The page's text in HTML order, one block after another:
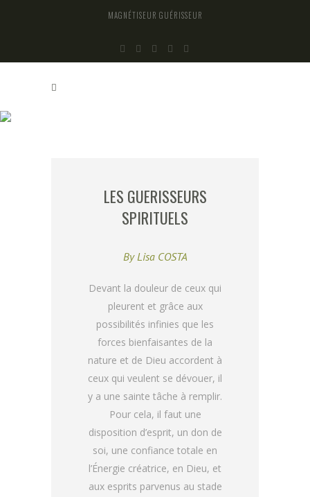
MAGNÉTISEUR GUÉRISSEUR
LES GUERISSEURS
SPIRITUELS
ByLisa COSTA
Devant la douleur de ceux qui
pleurent et grâce aux
possibilités infinies que les
forces bienfaisantes de la
nature et de Dieu accordent à
ceux qui veulent se dévouer, il
y a une sainte tâche à remplir.
Pour cela, il faut une
disposition d’esprit, un don de
soi, une confiance totale en
l’Énergie créatrice, en Dieu, et
aux esprits parvenus au stade